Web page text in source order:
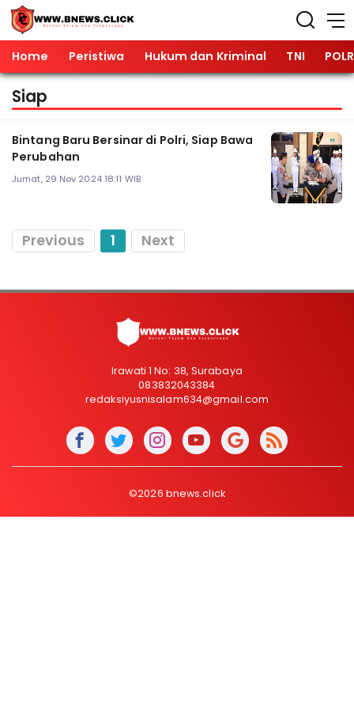
Home Peristiwa Hukum dan Kriminal TNI
Siap
Bintang Baru Bersinar di Polri, Siap Bawa
Perubahan
Jumat, 29 Nov 2024 18:11 WIB
Previous 1 Next
Irawati 1 No: 38, Surabaya
083832043384
redaksiyusnisalam634@gmail.com
©2026 bnews.click